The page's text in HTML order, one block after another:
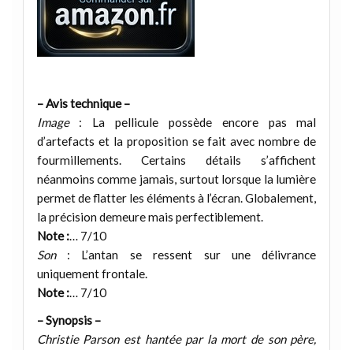
– Avis technique –
Image: La pellicule possède encore pas mal
d’artefacts et la proposition se fait avec nombre de
fourmillements. Certains détails s’affichent
néanmoins comme jamais, surtout lorsque la lumière
permet de flatter les éléments à l’écran. Globalement,
la précision demeure mais perfectiblement.
Note :… 7/10
Son: L’antan se ressent sur une délivrance
uniquement frontale.
Note :… 7/10
– Synopsis –
Christie Parson est hantée par la mort de son père,